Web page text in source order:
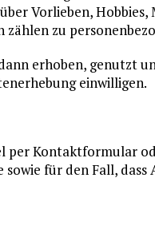
Vorlieben,
zu
erhoben, genutzt
einwilligen.
per Kontaktformular
für den Fall, dass